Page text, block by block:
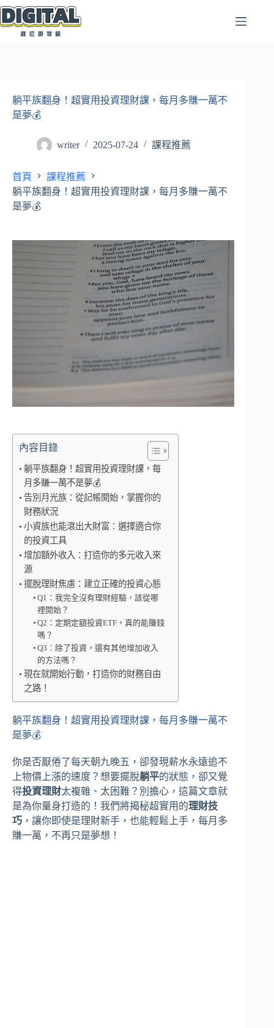
跳
至
躺平族翻身！超實用投資理財課，每月多賺一萬不
是夢💰
writer 2025-07-24 課程推薦
首頁
課程推薦
躺平族翻身！超實用投資理財課，每月多賺一萬不
是夢💰
內容目錄
躺平族翻身！超實用投資理財課，每
月多賺一萬不是夢💰
告別月光族：從記帳開始，掌握你的
財務狀況
小資族也能滾出大財富：選擇適合你
的投資工具
增加額外收入：打造你的多元收入來
源
擺脫理財焦慮：建立正確的投資心態
Q1：我完全沒有理財經驗，該從哪
裡開始？
Q2：定期定額投資ETF，真的能賺錢
嗎？
Q3：除了投資，還有其他增加收入
的方法嗎？
現在就開始行動，打造你的財務自由
之路！
躺平族翻身！超實用投資理財課，每月多賺一萬不
是夢💰
你是否厭倦了每天朝九晚五，卻發現薪水永遠追不
上物價上漲的速度？想要擺脫躺平的狀態，卻又覺
得投資理財太複雜、太困難？別擔心，這篇文章就
是為你量身打造的！我們將揭秘超實用的理財技
巧 ，讓你即使是理財新手，也能輕鬆上手，每月多
賺一萬，不再只是夢想！